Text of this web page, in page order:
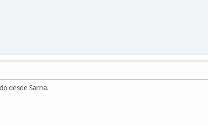
desde Sarria.